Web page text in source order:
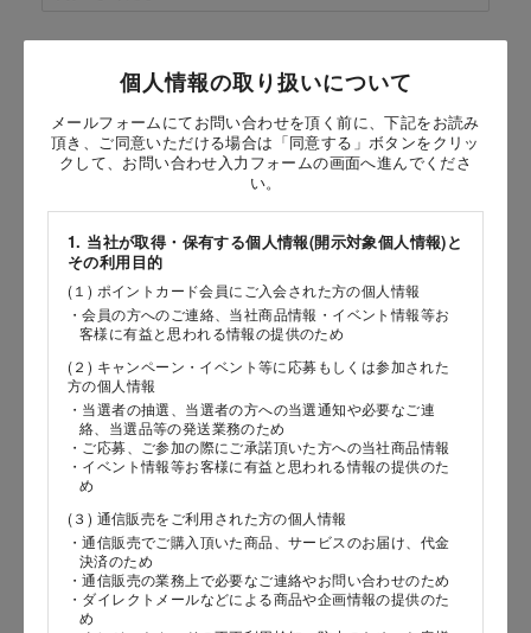
個人情報の取り扱いについて
メールフォームにてお問い合わせを頂く前に、下記をお読み
頂き、ご同意いただける場合は「同意する」ボタンをクリッ
クして、お問い合わせ入力フォームの画面へ進んでくださ
い。
1. 当社が取得・保有する個人情報(開示対象個人情報)と
その利用目的
(１) ポイントカード会員にご入会された方の個人情報
・会員の方へのご連絡、当社商品情報・イベント情報等お
客様に有益と思われる情報の提供のため
(２) キャンペーン・イベント等に応募もしくは参加された
方の個人情報
・当選者の抽選、当選者の方への当選通知や必要なご連
絡、当選品等の発送業務のため
・ご応募、ご参加の際にご承諾頂いた方への当社商品情報
・イベント情報等お客様に有益と思われる情報の提供のた
め
(３) 通信販売をご利用された方の個人情報
・通信販売でご購入頂いた商品、サービスのお届け、代金
決済のため
・通信販売の業務上で必要なご連絡やお問い合わせのため
・ダイレクトメールなどによる商品や企画情報の提供のた
め
メロンクリームソーダ
お問い合わせ時氏名
［名］
（全角で入力してください）
お問い合わせ時氏名（カナ）
［セイ］
［メイ］
（全角で入力してください）
電話番号